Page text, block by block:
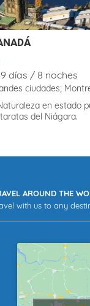
9 días / 8 noches
ciudades;
en estado
del Niágara.
AROUND THE
with us to any